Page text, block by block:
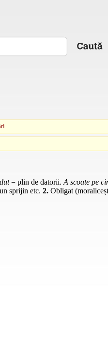
= plin de datorii. A scoate pe
sprijin etc. 2. Obligat